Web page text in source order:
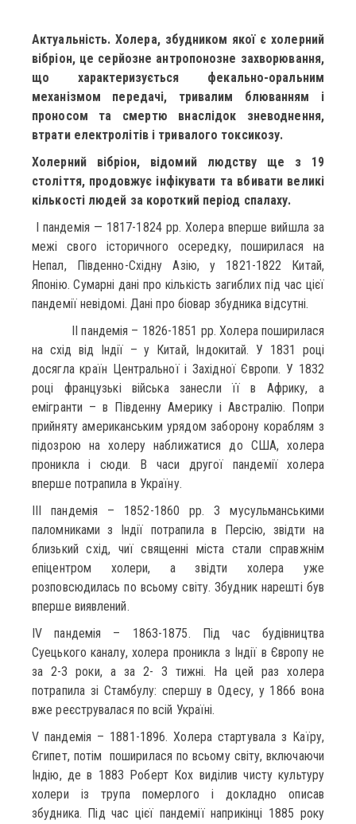
Актуальність. Холера, збудником якої є холерний
вібріон, це серйозне антропонозне захворювання,
що характеризується фекально-оральним
механізмом передачі, тривалим блюванням і
проносом та смертю внаслідок зневоднення,
втрати електролітів і тривалого токсикозу.
Холерний вібріон, відомий людству ще з 19
століття, продовжує інфікувати та вбивати великі
кількості людей за короткий період спалаху.
І пандемія — 1817-1824 pp. Холера вперше вийшла за
межі свого історичного осередку, поширилася на
Непал, Південно-Східну Азію, у 1821-1822 Китай,
Японію. Сумарні дані про кількість загиблих під час цієї
пандемії невідомі. Дані про біовар збудника відсутні.
II пандемія – 1826-1851 рр. Холера поширилася
на схід від Індії – у Китай, Індокитай. У 1831 році
досягла країн Центральної і Західної Європи. У 1832
році французькі війська занесли її в Африку, а
емігранти – в Південну Америку і Австралію. Попри
прийняту американським урядом заборону кораблям з
підозрою на холеру наближатися до США, холера
проникла і сюди. В часи другої пандемії холера
вперше потрапила в Україну.
III пандемія – 1852-1860 рр. З мусульманськими
паломниками з Індії потрапила в Персію, звідти на
близький схід, чиї священні міста стали справжнім
епіцентром холери, а звідти холера уже
розповсюдилась по всьому світу. Збудник нарешті був
вперше виявлений.
IV пандемія – 1863-1875. Під час будівництва
Суецького каналу, холера проникла з Індії в Європу не
за 2-3 роки, а за 2- 3 тижні. На цей раз холера
потрапила зі Стамбулу: спершу в Одесу, у 1866 вона
вже реєструвалася по всій Україні.
V пандемія – 1881-1896. Холера стартувала з Каїру,
Єгипет, потім поширилася по всьому світу, включаючи
Індію, де в 1883 Роберт Кох виділив чисту культуру
холери із трупа померлого і докладно описав
збудника. Під час цієї пандемії наприкінці 1885 року